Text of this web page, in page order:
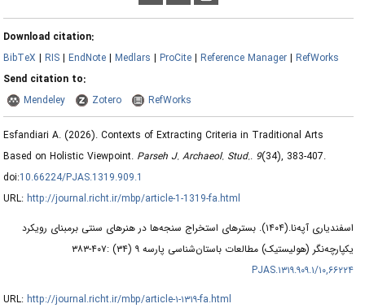
Download citation:
BibTeX |RIS |EndNote |Medlars |ProCite |Reference Manager |RefWorks
Send citation to:
Mendeley
Zotero RefWorks
Esfandiari A.(2026).Contexts of Extracting Criteria in Traditional Arts
Based on Holistic Viewpoint.Parseh J. Archaeol. Stud..9(34), 383-407.
doi:10.66224/PJAS.1319.909.1
URL:http://journal.richt.ir/mbp/article-1-1319-fa.html
اسفندیاری آپه‌نا.(۱۴۰۴).
بستر‌های استخراج سنجه‌ها در هنرهای سنتی برمبنای رویکرد
یکپارچه‌نگر (هولیستیک) مطالعات باستان‌شناسی پارسه ۹ (۳۴) :۴۰۷-۳۸۳
۱۰,۶۶۲۲۴/PJAS.۱۳۱۹.۹۰۹.۱
URL:http://journal.richt.ir/mbp/article-۱-۱۳۱۹-fa.html